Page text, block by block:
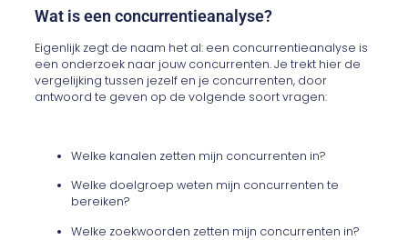
Wat is een concurrentieanalyse?
Eigenlijk zegt de naam het al: een concurrentieanalyse is
een onderzoek naar jouw concurrenten. Je trekt hier de
vergelijking tussen jezelf en je concurrenten, door
antwoord te geven op de volgende soort vragen:
Welke kanalen zetten mijn concurrenten in?
Welke doelgroep weten mijn concurrenten te
bereiken?
Welke zoekwoorden zetten mijn concurrenten in?